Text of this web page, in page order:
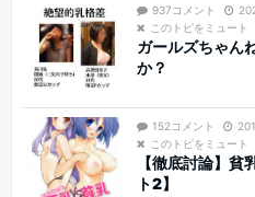
937コメント
このトピをミュート
ガールズちゃん
か？
152コメント
このトピをミュート
【徹底討論】貧
ト2】